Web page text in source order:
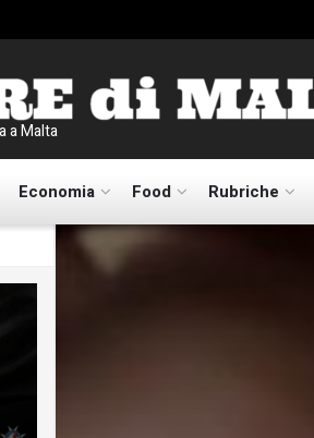
a Malta
Economia Food Rubriche